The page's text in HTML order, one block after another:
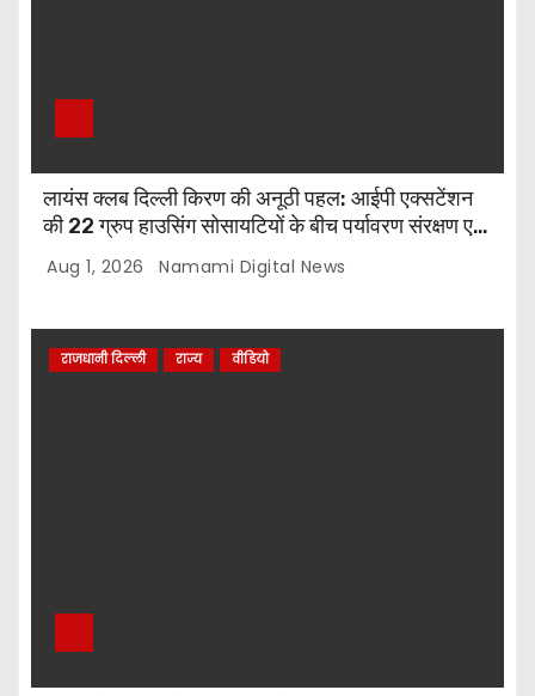
लायंस क्लब दिल्ली किरण की अनूठी पहल: आईपी एक्सटेंशन
की 22 ग्रुप हाउसिंग सोसायटियों के बीच पर्यावरण संरक्षण एवं
पौधारोपण प्रतियोगिता, संयोजक लायन सुरेश बिंदल की अहम
भूमिका
Aug 1, 2026 Namami Digital News
राजधानी दिल्ली राज्य वीडियो